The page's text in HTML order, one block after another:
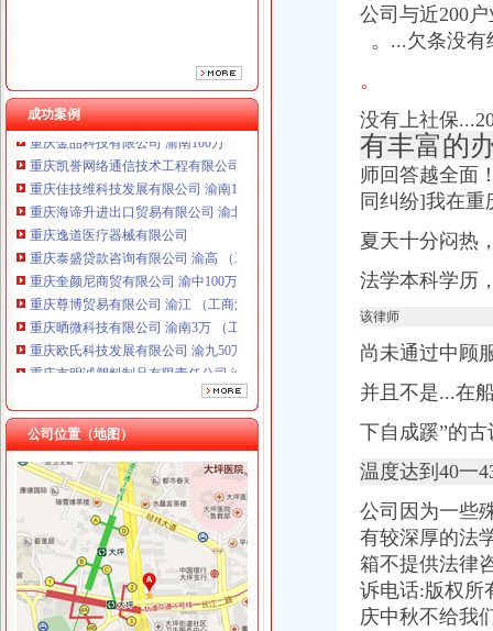
成功案例
重庆欧氏科技发展有限公司 渝九50万 （进出口权）
重庆市明诚塑料制品有限责任公司 渝高100万 （进出口权）
重庆金品科技有限公司 渝南100万 （进出口权）
重庆凯誉网络通信技术工程有限公司 渝中300万 （工商变更）
重庆佳技维科技发展有限公司 渝南100万 （进出口权）
重庆海谛升进出口贸易有限公司 渝北100万 （进出口权）
重庆逸道医疗器械有限公司
重庆泰盛贷款咨询有限公司 渝高 （工商注册）
重庆奎颜尼商贸有限公司 渝中100万 （工商注册）
重庆尊博贸易有限公司 渝江 （工商注册）
重庆晒微科技有限公司 渝南3万 （工商注册）
重庆欧氏科技发展有限公司 渝九50万 （进出口权）
重庆市明诚塑料制品有限责任公司 渝高100万 （进出口权）
重庆金品科技有限公司 渝南100万 （进出口权）
重庆凯誉网络通信技术工程有限公司 渝中300万 （工商变更）
重庆佳技维科技发展有限公司 渝南100万 （进出口权）
公司位置（地图）
渝中区代办进出口公司
包头到渝中区物流货运北京到渝中区物流搬家-产品展示-
渝中区增高鞋加盟渝中区增高鞋加盟店渝中区加盟增高鞋店-渝中区
重庆蓝鼎影视媒有限公司,主营：影视制作的策划；承办经批准的文
公司与近200
。...欠条没有
。
没有上社保
有丰富的
师回答越全面
同纠纷]我在
夏天十分闷热
法学本科学历
该律师
尚未通过中顾
并且不是...在
下自成蹊”的古
温度达到40一
公司因为一些
有较深厚的法
箱不提供法律
诉电话:版权所
庆中秋不给我